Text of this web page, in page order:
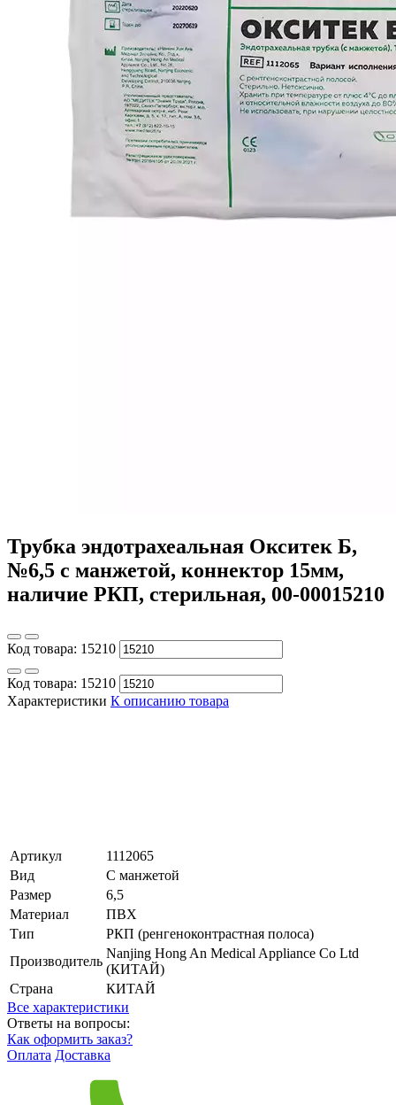
Трубка эндотрахеальная Окситек Б,
№6,5 с манжетой, коннектор 15мм,
наличие РКП, стерильная, 00-00015210
Код товара: 15210
Код товара: 15210
Характеристики К описанию товара
Артикул
1112065
Вид
С манжетой
Размер
6,5
Материал
ПВХ
Тип
РКП (ренгеноконтрастная полоса)
Производитель
Nanjing Hong An Medical Appliance Co Ltd
(КИТАЙ)
Страна
КИТАЙ
Все характеристики
Ответы на вопросы:
Как оформить заказ?
Оплата Доставка